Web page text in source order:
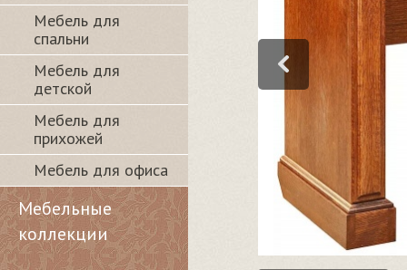
Мебель для
спальни
Мебель для
детской
Мебель для
прихожей
Мебель для офиса
Мебельные
коллекции